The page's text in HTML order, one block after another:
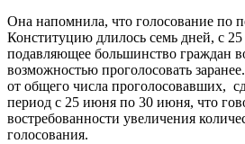
Она напомнила, что голосование по
Конституцию длилось семь дней, с
подавляющее большинство граждан
возможностью проголосовать
от общего числа проголосовавших,
период с 25 июня по 30 июня, что
востребованности увеличения
голосования.